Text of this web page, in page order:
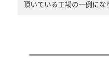
頂いている工場の一例にな